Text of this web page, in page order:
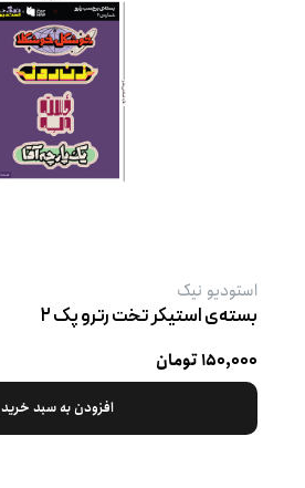
استودیو نیک
بسته‌ی استیکر تخت رترو پک ۲
۱۵۰,۰۰۰ تومان
افزودن به سبد خرید